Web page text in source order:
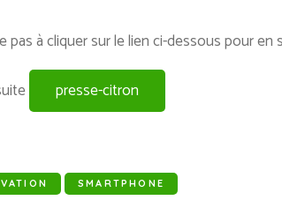
pas à cliquer sur le lien ci-dessous pour en
presse-citron
SMARTPHONE